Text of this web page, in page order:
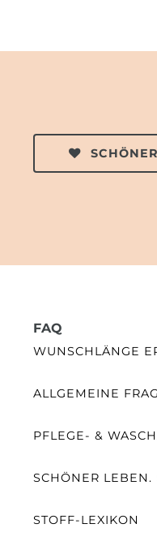
FAQ
WUNSCHLÄNGE
ALLGEMEINE
PFLEGE- &
SCHÖNER LEBEN.
STOFF-LEXIKON